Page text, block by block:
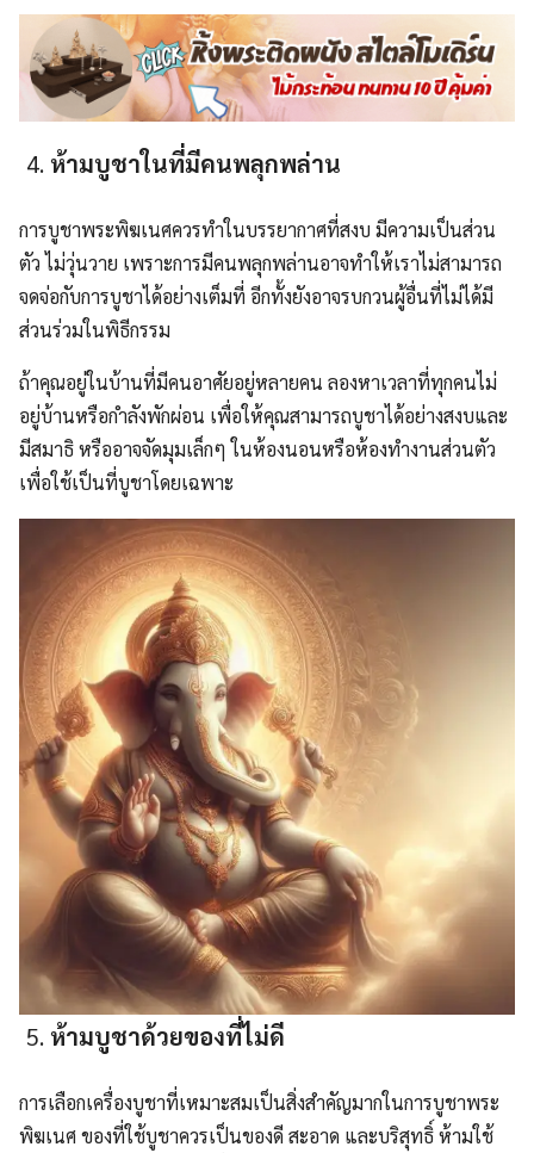
ห้ามบูชาในที่มีคนพลุกพล่าน
การบูชาพระพิฆเนศควรทำในบรรยากาศที่สงบ มีความเป็นส่วน
ตัว ไม่วุ่นวาย เพราะการมีคนพลุกพล่านอาจทำให้เราไม่สามารถ
จดจ่อกับการบูชาได้อย่างเต็มที่ อีกทั้งยังอาจรบกวนผู้อื่นที่ไม่ได้มี
ส่วนร่วมในพิธีกรรม
ถ้าคุณอยู่ในบ้านที่มีคนอาศัยอยู่หลายคน ลองหาเวลาที่ทุกคนไม่
อยู่บ้านหรือกำลังพักผ่อน เพื่อให้คุณสามารถบูชาได้อย่างสงบและ
มีสมาธิ หรืออาจจัดมุมเล็กๆ ในห้องนอนหรือห้องทำงานส่วนตัว
เพื่อใช้เป็นที่บูชาโดยเฉพาะ
ห้ามบูชาด้วยของที่ไม่ดี
การเลือกเครื่องบูชาที่เหมาะสมเป็นสิ่งสำคัญมากในการบูชาพระ
พิฆเนศ ของที่ใช้บูชาควรเป็นของดี สะอาด และบริสุทธิ์ ห้ามใช้